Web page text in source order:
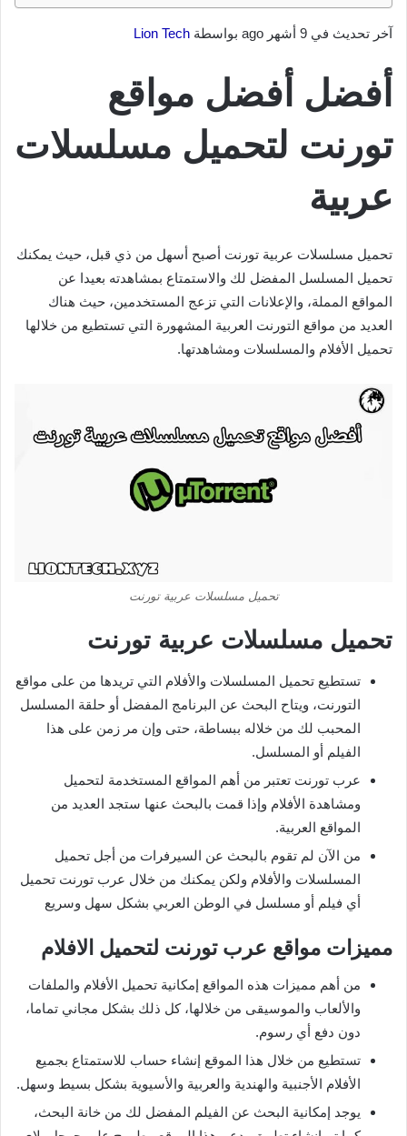
آخر تحديث في 9 أشهر ago بواسطة Lion Tech
أفضل أفضل مواقع
تورنت لتحميل مسلسلات
عربية
تحميل مسلسلات عربية تورنت أصبح أسهل من ذي قبل، حيث يمكنك
تحميل المسلسل المفضل لك والاستمتاع بمشاهدته بعيدا عن
المواقع المملة، والإعلانات التي تزعج المستخدمين، حيث هناك
العديد من مواقع التورنت العربية المشهورة التي تستطيع من خلالها
تحميل الأفلام والمسلسلات ومشاهدتها.
تحميل مسلسلات عربية تورنت
تحميل مسلسلات عربية تورنت
تستطيع تحميل المسلسلات والأفلام التي تريدها من على مواقع
التورنت، ويتاح البحث عن البرنامج المفضل أو حلقة المسلسل
المحبب لك من خلاله ببساطة، حتى وإن مر زمن على هذا
الفيلم أو المسلسل.
عرب تورنت تعتبر من أهم المواقع المستخدمة لتحميل
ومشاهدة الأفلام وإذا قمت بالبحث عنها ستجد العديد من
المواقع العربية.
من الآن لم تقوم بالبحث عن السيرفرات من أجل تحميل
المسلسلات والأفلام ولكن يمكنك من خلال عرب تورنت تحميل
أي فيلم أو مسلسل في الوطن العربي بشكل سهل وسريع
مميزات مواقع عرب تورنت لتحميل الافلام
من أهم مميزات هذه المواقع إمكانية تحميل الأفلام والملفات
والألعاب والموسيقى من خلالها، كل ذلك بشكل مجاني تماما،
دون دفع أي رسوم.
تستطيع من خلال هذا الموقع إنشاء حساب للاستمتاع بجميع
الأفلام الأجنبية والهندية والعربية والأسيوية بشكل بسيط وسهل.
يوجد إمكانية البحث عن الفيلم المفضل لك من خانة البحث،